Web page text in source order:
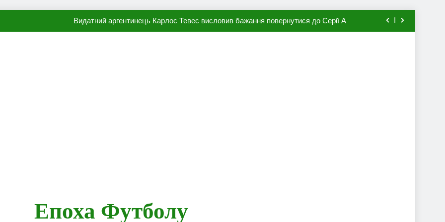
Видатний аргентинець Карлос Тевес висловив бажання повернутися до Серії А
Епоха Футболу